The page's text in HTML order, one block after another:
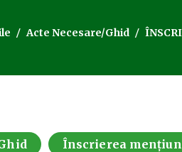
Acte Necesare/Ghid
Înscrierea